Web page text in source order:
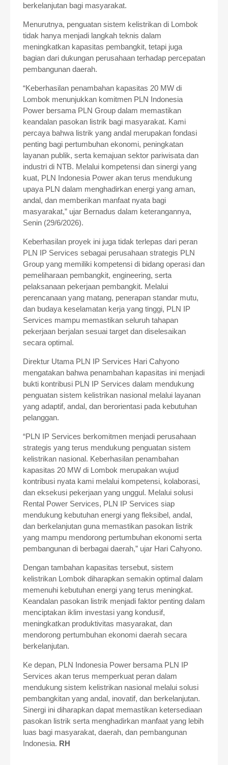
berkelanjutan bagi masyarakat.
Menurutnya, penguatan sistem kelistrikan di Lombok
tidak hanya menjadi langkah teknis dalam
meningkatkan kapasitas pembangkit, tetapi juga
bagian dari dukungan perusahaan terhadap percepatan
pembangunan daerah.
“Keberhasilan penambahan kapasitas 20 MW di
Lombok menunjukkan komitmen PLN Indonesia
Power bersama PLN Group dalam memastikan
keandalan pasokan listrik bagi masyarakat. Kami
percaya bahwa listrik yang andal merupakan fondasi
penting bagi pertumbuhan ekonomi, peningkatan
layanan publik, serta kemajuan sektor pariwisata dan
industri di NTB. Melalui kompetensi dan sinergi yang
kuat, PLN Indonesia Power akan terus mendukung
upaya PLN dalam menghadirkan energi yang aman,
andal, dan memberikan manfaat nyata bagi
masyarakat,” ujar Bernadus dalam keterangannya,
Senin (29/6/2026).
Keberhasilan proyek ini juga tidak terlepas dari peran
PLN IP Services sebagai perusahaan strategis PLN
Group yang memiliki kompetensi di bidang operasi dan
pemeliharaan pembangkit, engineering, serta
pelaksanaan pekerjaan pembangkit. Melalui
perencanaan yang matang, penerapan standar mutu,
dan budaya keselamatan kerja yang tinggi, PLN IP
Services mampu memastikan seluruh tahapan
pekerjaan berjalan sesuai target dan diselesaikan
secara optimal.
Direktur Utama PLN IP Services Hari Cahyono
mengatakan bahwa penambahan kapasitas ini menjadi
bukti kontribusi PLN IP Services dalam mendukung
penguatan sistem kelistrikan nasional melalui layanan
yang adaptif, andal, dan berorientasi pada kebutuhan
pelanggan.
“PLN IP Services berkomitmen menjadi perusahaan
strategis yang terus mendukung penguatan sistem
kelistrikan nasional. Keberhasilan penambahan
kapasitas 20 MW di Lombok merupakan wujud
kontribusi nyata kami melalui kompetensi, kolaborasi,
dan eksekusi pekerjaan yang unggul. Melalui solusi
Rental Power Services, PLN IP Services siap
mendukung kebutuhan energi yang fleksibel, andal,
dan berkelanjutan guna memastikan pasokan listrik
yang mampu mendorong pertumbuhan ekonomi serta
pembangunan di berbagai daerah,” ujar Hari Cahyono.
Dengan tambahan kapasitas tersebut, sistem
kelistrikan Lombok diharapkan semakin optimal dalam
memenuhi kebutuhan energi yang terus meningkat.
Keandalan pasokan listrik menjadi faktor penting dalam
menciptakan iklim investasi yang kondusif,
meningkatkan produktivitas masyarakat, dan
mendorong pertumbuhan ekonomi daerah secara
berkelanjutan.
Ke depan, PLN Indonesia Power bersama PLN IP
Services akan terus memperkuat peran dalam
mendukung sistem kelistrikan nasional melalui solusi
pembangkitan yang andal, inovatif, dan berkelanjutan.
Sinergi ini diharapkan dapat memastikan ketersediaan
pasokan listrik serta menghadirkan manfaat yang lebih
luas bagi masyarakat, daerah, dan pembangunan
Indonesia. RH